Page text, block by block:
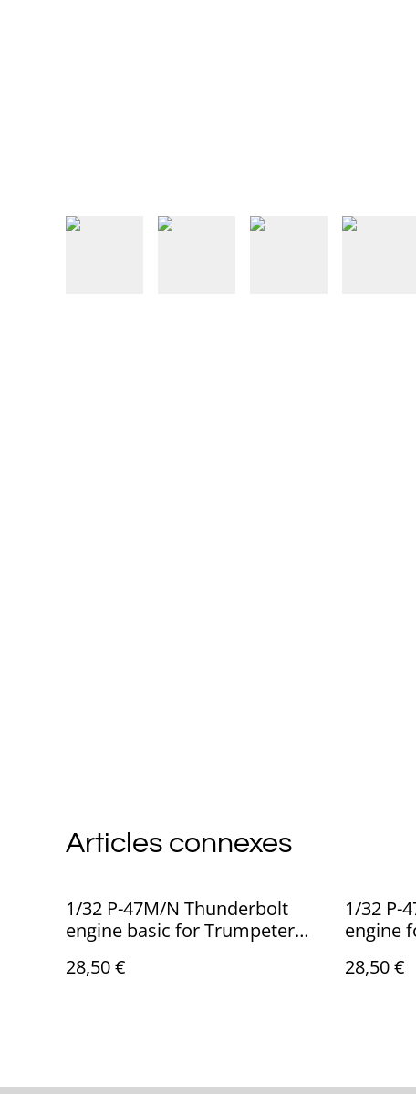
Articles connexes
1/32 P-47M/N Thunderbolt
engine basic for Trumpeter
28,50 €
1/32 P-
engine
28,50 €